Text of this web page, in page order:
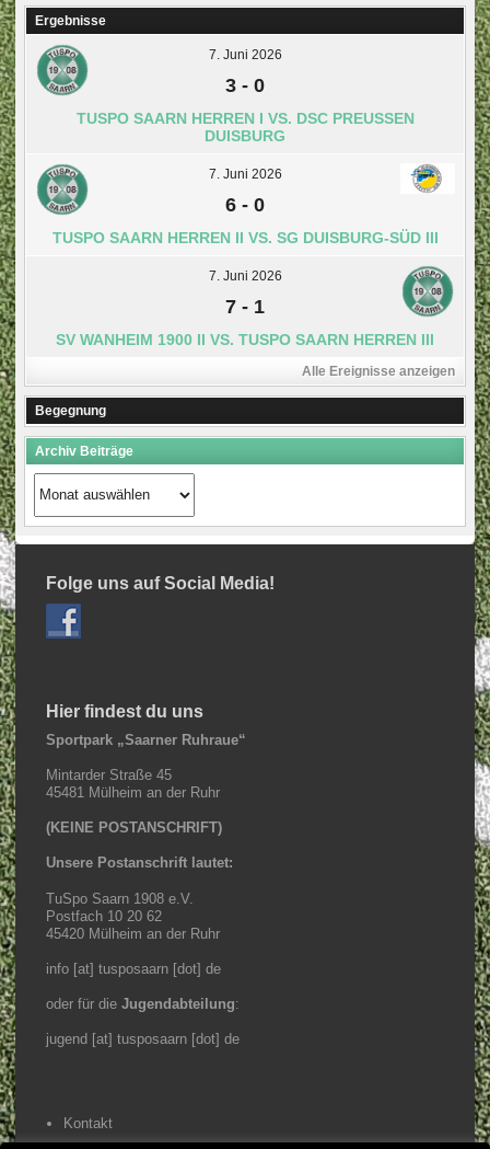
Ergebnisse
7. Juni 2026
3 - 0
TUSPO SAARN HERREN I VS. DSC PREUSSEN D
UISBURG
7. Juni 2026
6 - 0
TUSPO SAARN HERREN II VS. SG DUISBURG-SÜD III
7. Juni 2026
7 - 1
SV WANHEIM 1900 II VS. TUSPO SAARN HERREN III
Alle Ereignisse anzeigen
Begegnung
Archiv Beiträge
Archiv
Beiträge
Folge uns auf Social Media!
Hier findest du uns
Sportpark „Saarner Ruhraue“
Mintarder Straße 45
45481 Mülheim an der Ruhr
(KEINE POSTANSCHRIFT)
Unsere Postanschrift lautet:
TuSpo Saarn 1908 e.V.
Postfach 10 20 62
45420 Mülheim an der Ruhr
info [at] tusposaarn [dot] de
oder für die Jugendabteilung:
jugend [at] tusposaarn [dot] de
Kontakt